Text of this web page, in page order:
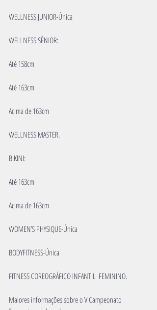
WELLNESS JUNIOR-Única
WELLNESS SÊNIOR:
Até 158cm
Até 163cm
Acima de 163cm
WELLNESS MASTER.
BIKINI:
Até 163cm
Acima de 163cm
WOMEN’S PHYSIQUE-Única
BODYFITNESS-Única
FITNESS COREOGRÁFICO INFANTIL  FEMININO.
Maiores informações sobre o V Campeonato